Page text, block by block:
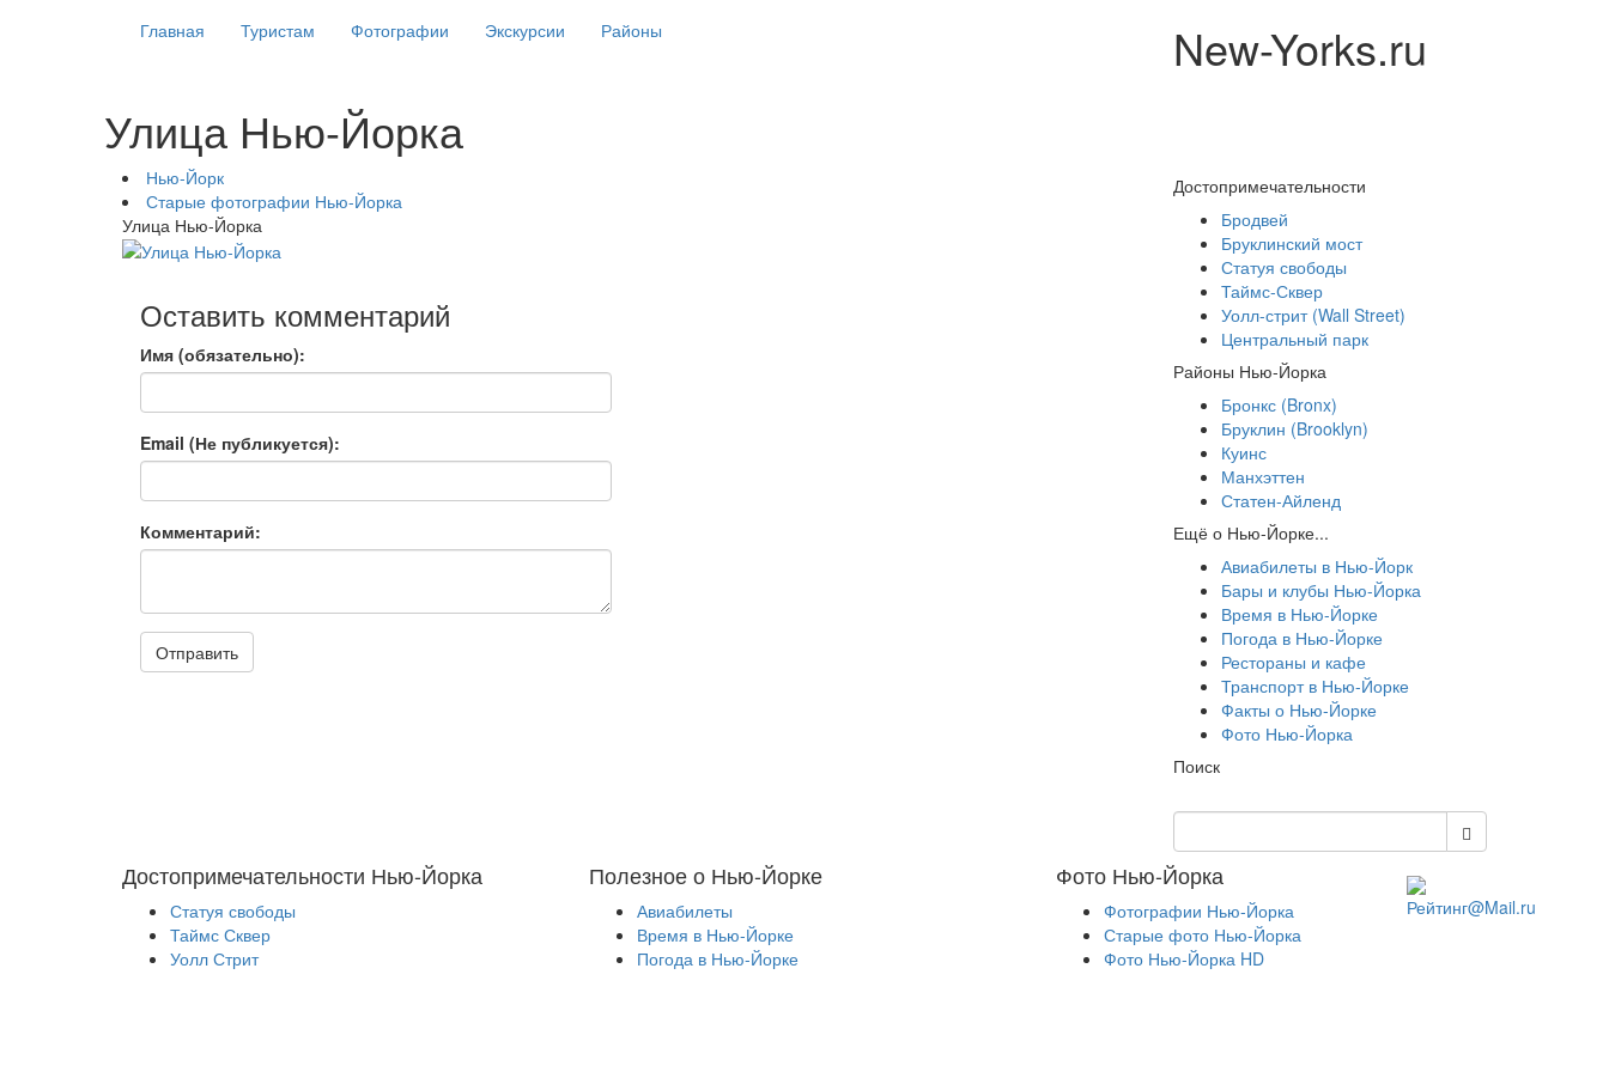
Главная Туристам Фотографии Экскурсии Районы
New-Yorks.ru
Улица Нью-Йорка
Нью-Йорк
Старые фотографии Нью-Йорка
Улица Нью-Йорка
Оставить комментарий
Имя (обязательно):
Email (Не публикуется):
Комментарий:
Отправить
Достопримечательности
Бродвей
Бруклинский мост
Статуя свободы
Таймс-Сквер
Уолл-стрит (Wall Street)
Центральный парк
Районы Нью-Йорка
Бронкс (Bronx)
Бруклин (Brooklyn)
Куинс
Манхэттен
Статен-Айленд
Ещё о Нью-Йорке...
Авиабилеты в Нью-Йорк
Бары и клубы Нью-Йорка
Время в Нью-Йорке
Погода в Нью-Йорке
Рестораны и кафе
Транспорт в Нью-Йорке
Факты о Нью-Йорке
Фото Нью-Йорка
Поиск
Достопримечательности Нью-Йорка
Статуя свободы
Таймс Сквер
Уолл Стрит
Полезное о Нью-Йорке
Авиабилеты
Время в Нью-Йорке
Погода в Нью-Йорке
Фото Нью-Йорка
Фотографии Нью-Йорка
Старые фото Нью-Йорка
Фото Нью-Йорка HD